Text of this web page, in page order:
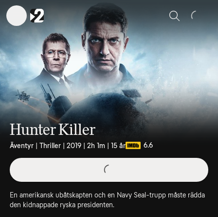
Sök
Hunter Killer
Äventyr | Thriller | 2019 | 2h 1m | 15 år 6.6
En amerikansk ubåtskapten och en Navy Seal-trupp måste rädda
den kidnappade ryska presidenten.